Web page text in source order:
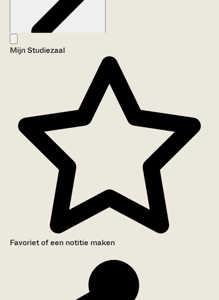
Aanwijzingen voor de gebruiker
Mijn Studiezaal
Favoriet of een notitie maken